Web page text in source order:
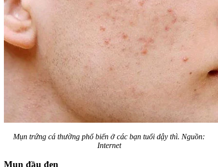
Mụn trứng cá thường phổ biến ở các bạn tuổi dậy thì. Nguồn:
Internet
Mụn đầu đen